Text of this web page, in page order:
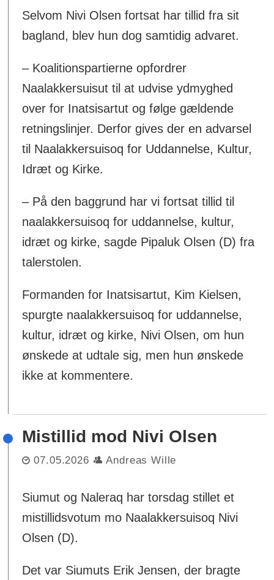
Selvom Nivi Olsen fortsat har tillid fra sit
bagland, blev hun dog samtidig advaret.
– Koalitionspartierne opfordrer
Naalakkersuisut til at udvise ydmyghed
over for Inatsisartut og følge gældende
retningslinjer. Derfor gives der en advarsel
til Naalakkersuisoq for Uddannelse, Kultur,
Idræt og Kirke.
– På den baggrund har vi fortsat tillid til
naalakkersuisoq for uddannelse, kultur,
idræt og kirke, sagde Pipaluk Olsen (D) fra
talerstolen.
Formanden for Inatsisartut, Kim Kielsen,
spurgte naalakkersuisoq for uddannelse,
kultur, idræt og kirke, Nivi Olsen, om hun
ønskede at udtale sig, men hun ønskede
ikke at kommentere.
Mistillid mod Nivi Olsen
07.05.2026 Andreas Wille
Siumut og Naleraq har torsdag stillet et
mistillidsvotum mo Naalakkersuisoq Nivi
Olsen (D).
Det var Siumuts Erik Jensen, der bragte